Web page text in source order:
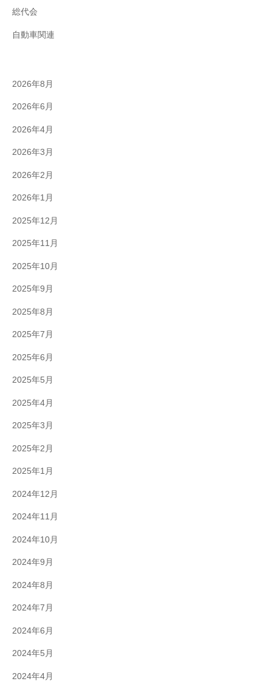
総代会
自動車関連
2026年8月
2026年6月
2026年4月
2026年3月
2026年2月
2026年1月
2025年12月
2025年11月
2025年10月
2025年9月
2025年8月
2025年7月
2025年6月
2025年5月
2025年4月
2025年3月
2025年2月
2025年1月
2024年12月
2024年11月
2024年10月
2024年9月
2024年8月
2024年7月
2024年6月
2024年5月
2024年4月